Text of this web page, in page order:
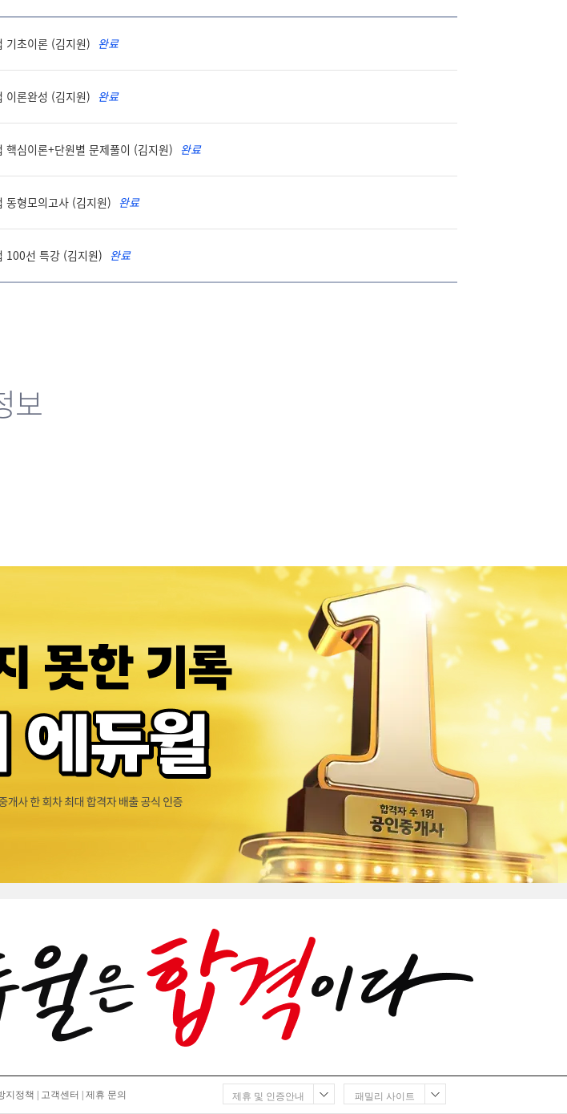
딕션과 목소리도 좋으시고 강약이있는 강의 듣기 좋습니다. 중요한부분은 자...
명강의이신듯 신이 십니다 문제가 잘풀립니다
알기 쉽게 설명해주셔서 감사합니다
쉽고 열정적으로 강의 해 주십니다.
초이론 (김지원) 완료
론완성 (김지원) 완료
심이론+단원별 문제풀이 (김지원) 완료
형모의고사 (김지원) 완료
100선 특강 (김지원) 완료
보
지정책 고객센터 제휴 문의 패밀리 사이트
제휴 및 인증안내